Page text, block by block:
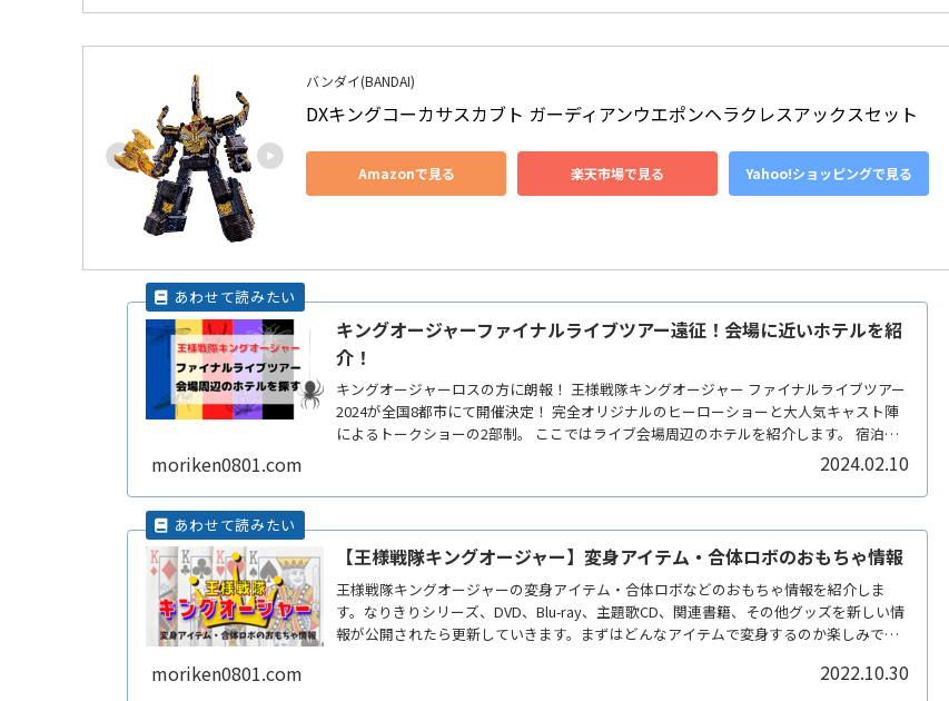
バンダイ(BANDAI)
DXキングコーカサスカブト ガーディアンウエポンヘラクレスアックスセット
Amazonで見る 楽天市場で見る Yahoo!ショッピングで見る
キングオージャーファイナルライブツアー遠征！会場に近いホテルを紹
介！
キングオージャーロスの方に朗報！ 王様戦隊キングオージャー ファイナルライブツアー
2024が全国8都市にて開催決定！ 完全オリジナルのヒーローショーと大人気キャスト陣
によるトークショーの2部制。 ここではライブ会場周辺のホテルを紹介します。 宿泊も
moriken0801.com 2024.02.10
【王様戦隊キングオージャー】変身アイテム・合体ロボのおもちゃ情報
王様戦隊キングオージャーの変身アイテム・合体ロボなどのおもちゃ情報を紹介しま
す。なりきりシリーズ、DVD、Blu-ray、主題歌CD、関連書籍、その他グッズを新しい情
報が公開されたら更新していきます。まずはどんなアイテムで変身するのか楽しみで
moriken0801.com 2022.10.30